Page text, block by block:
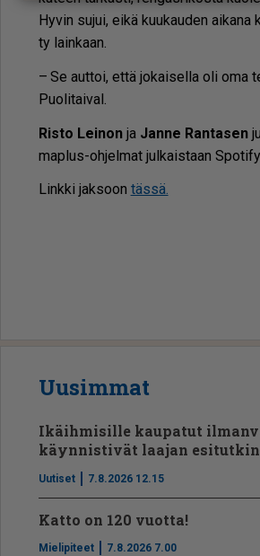
Hy­vin su­jui, ei­kä kuu­kau­den
ty lain­kaan.
– Se aut­toi, et­tä jo­kai­sel­la oli oma
Puo­li­tai­val.
Ris­to Lei­nonja Jan­ne Ran­ta­sen
map­lus-oh­jel­mat jul­kais­taan
Link­ki jak­soon täs­sä.
Uusimmat
Ikäihmisille kaupatut
käynnistivät laajan
Uutiset 7.8.2026 12.15
Katto on 120 vuotta!
Mielipiteet 7.8.2026 7.00